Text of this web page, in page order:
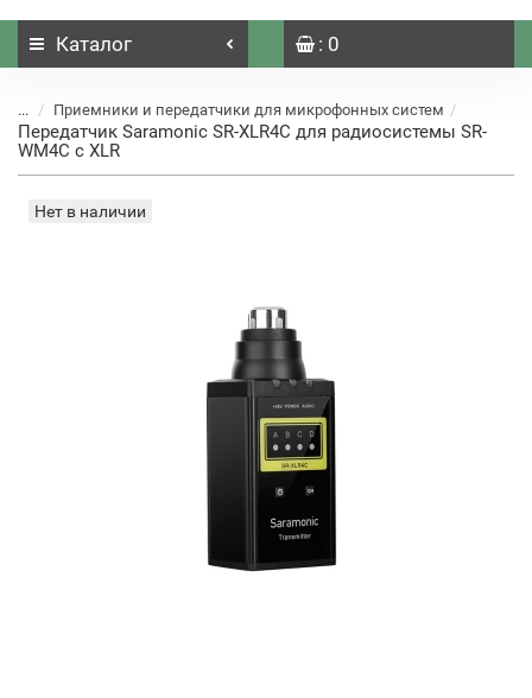
Каталог : 0
... Приемники и передатчики для микрофонных систем
Передатчик Saramonic SR-XLR4C для радиосистемы SR-
WM4C с XLR
Нет в наличии